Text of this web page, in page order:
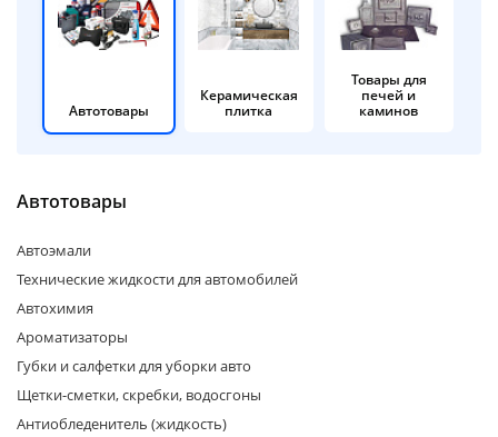
Автотовары
Керамическая
плитка
Товары для
печей и
каминов
Автотовары
Автоэмали
Технические жидкости для автомобилей
Автохимия
Ароматизаторы
Губки и салфетки для уборки авто
Щетки-сметки, скребки, водосгоны
Антиобледенитель (жидкость)